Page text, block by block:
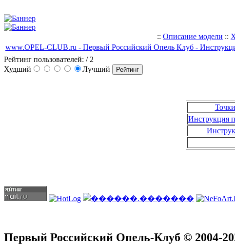
:: Описание модели ::
www.OPEL-CLUB.ru - Первый Российский Опель Клуб -
Рейтинг пользователей: / 2
Худший
Лучший
Инструкция
Первый Российский Опель-Клуб © 2004-